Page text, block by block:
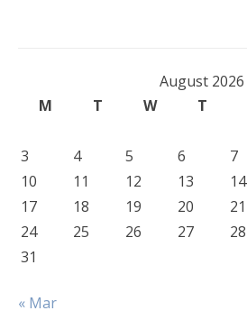
August 2026
M
T W T
3
4 5 6 7
10
11 12 13 14
17
18 19 20 21
24
25 26 27 28
31
« Mar